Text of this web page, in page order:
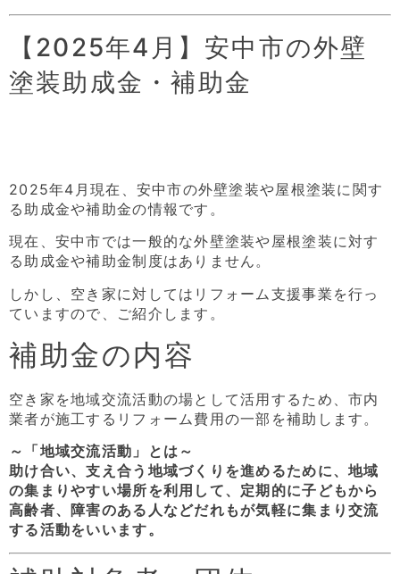
【2025年4月】安中市の外壁
塗装助成金・補助金
2025年4月現在、安中市の外壁塗装や屋根塗装に関す
る助成金や補助金の情報です。
現在、安中市では一般的な外壁塗装や屋根塗装に対す
る助成金や補助金制度はありません。
しかし、空き家に対してはリフォーム支援事業を行っ
ていますので、ご紹介します。
補助金の内容
空き家を地域交流活動の場として活用するため、市内
業者が施工するリフォーム費用の一部を補助します。
～「地域交流活動」とは～
助け合い、支え合う地域づくりを進めるために、地域
の集まりやすい場所を利用して、定期的に子どもから
高齢者、障害のある人などだれもが気軽に集まり交流
する活動をいいます。